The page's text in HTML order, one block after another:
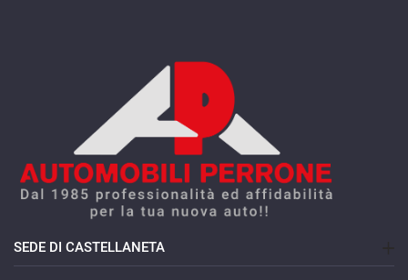
SEDE DI CASTELLANETA